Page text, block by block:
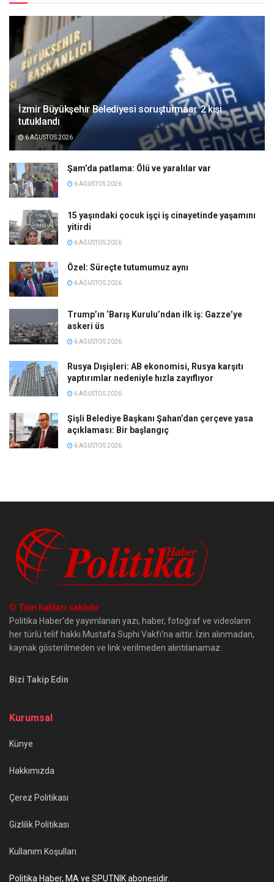
İzmir Büyükşehir Belediyesi soruşturması: 2 kişi
tutuklandı
6 AĞUSTOS 2026
Şam’da patlama: Ölü ve yaralılar var
6 AĞUSTOS 2026
15 yaşındaki çocuk işçi iş cinayetinde yaşamını
yitirdi
6 AĞUSTOS 2026
Özel: Süreçte tutumumuz aynı
6 AĞUSTOS 2026
Trump’ın ‘Barış Kurulu’ndan ilk iş: Gazze’ye
askeri üs
6 AĞUSTOS 2026
Rusya Dışişleri: AB ekonomisi, Rusya karşıtı
yaptırımlar nedeniyle hızla zayıflıyor
6 AĞUSTOS 2026
Şişli Belediye Başkanı Şahan’dan çerçeve yasa
açıklaması: Bir başlangıç
6 AĞUSTOS 2026
© Tüm hakları saklıdır
Politika Haber'de yayımlanan yazı, haber, fotoğraf ve videoların
her türlü telif hakkı Mustafa Suphi Vakfı'na aittir. İzin alınmadan,
kaynak gösterilmeden ve link verilmeden alıntılanamaz.
Bizi Takip Edin
Kurumsal
Künye
Hakkımızda
Çerez Politikası
Gizlilik Politikası
Kullanım Koşulları
Politika Haber, MA ve SPUTNIK abonesidir.